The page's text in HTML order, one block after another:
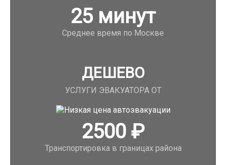
25минут
Среднее время по Москве
ДЕШЕВО
УСЛУГИ ЭВАКУАТОРА ОТ
2500₽
Транспортировка в границах района